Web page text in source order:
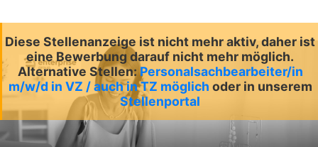
Diese Stellenanzeige ist nicht mehr aktiv, daher ist
eine Bewerbung darauf nicht mehr möglich.
Alternative Stellen: Personalsachbearbeiter/in
m/w/d in VZ / auch in TZ möglich oder in unserem
Stellenportal